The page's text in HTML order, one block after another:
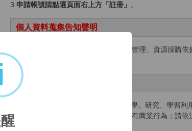
3. 申請帳號請點選頁面右上方「註冊」 。
個人資料蒐集告知聲明
遵照資安規則處理。使用紀錄做為醫院管理、資源採購
用。
使用須知
1.下載文獻請遵守著作權法：為個人教學、研究、學習
續、大量、有系統的下載檔案，亦不可有商業行為；請依
當事人負所有法律及賠償責任。
i